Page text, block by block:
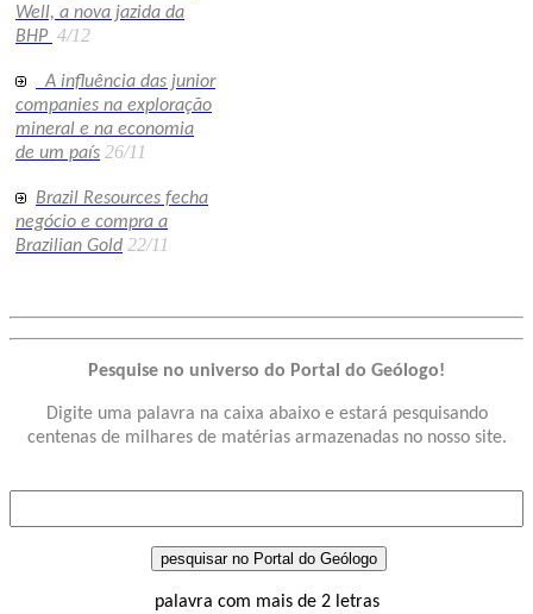
Well, a nova jazida da
BHP 4/12
A influência das junior
companies na exploração
mineral e na economia
de um país 26/11
Brazil Resources fecha
negócio e compra a
Brazilian Gold 22/11
Pesquise no universo do Portal do Geólogo!
Digite uma palavra na caixa abaixo e estará pesquisando
centenas de milhares de matérias armazenadas no nosso site.
palavra com mais de 2 letras